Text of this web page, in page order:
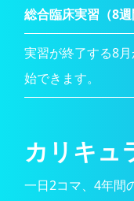
総合臨床実習（8週
実習が終了する8
始できます。
カリキュ
一日2コマ、4年間